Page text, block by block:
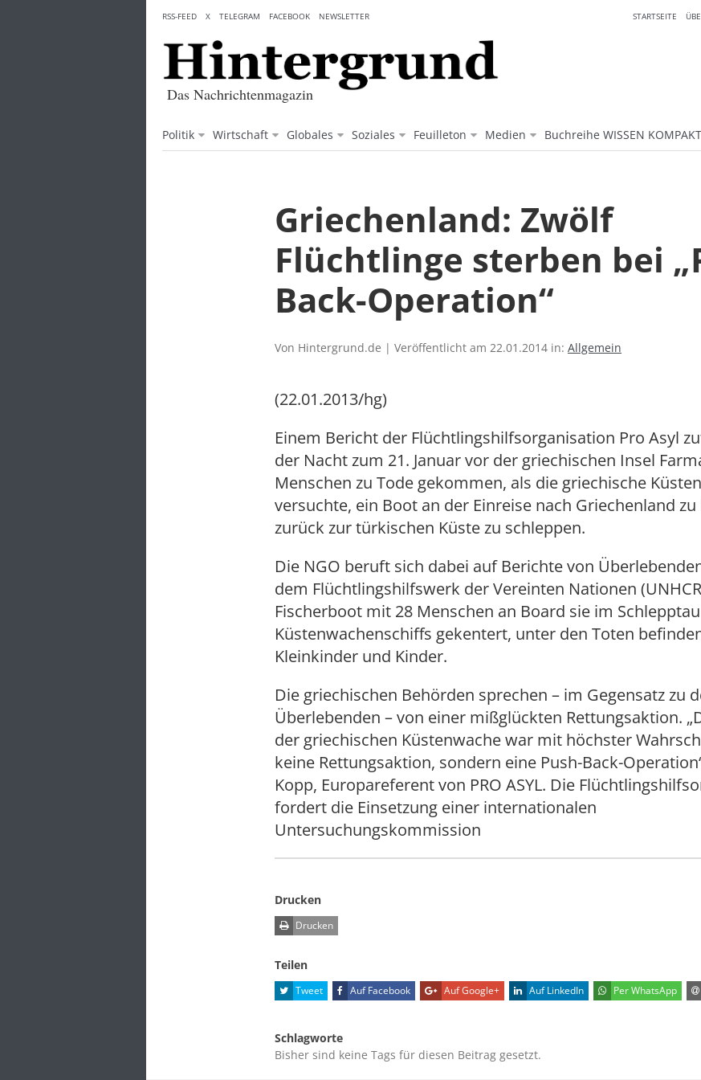
content
Das Nachrichtenmagazin
Politik Wirtschaft Globales Soziales Feuilleton Medien Buchreihe WISSEN KOMPAKT
STARTSEITE
RSS-FEED X TELEGRAM FACEBOOK NEWSLETTER
Griechenland: Zwölf
Flüchtlinge sterben bei
Back-Operation“
Von Hintergrund.de | Veröffentlicht am 22.01.2014 in: Allgemein
(22.01.2013/hg)
Einem Bericht der Flüchtlingshilfsorganisation Pro Asyl
der Nacht zum 21. Januar vor der griechischen Insel
Menschen zu Tode gekommen, als die griechische
versuchte, ein Boot an der Einreise nach Griechenland
zurück zur türkischen Küste zu schleppen.
Die NGO beruft sich dabei auf Berichte von
dem Flüchtlingshilfswerk der Vereinten Nationen
Fischerboot mit 28 Menschen an Board sie im
Küstenwachenschiffs gekentert, unter den Toten
Kleinkinder und Kinder.
Die griechischen Behörden sprechen – im Gegensatz zu
Überlebenden – von einer mißglückten Rettungsaktion.
der griechischen Küstenwache war mit höchster
keine Rettungsaktion, sondern eine Push-Back-
Kopp, Europareferent von PRO ASYL. Die
fordert die Einsetzung einer internationalen
Untersuchungskommission
Drucken
Drucken
Teilen
Tweet Auf Facebook Auf Google+ Auf LinkedIn Per WhatsApp
Schlagworte
Bisher sind keine Tags für diesen Beitrag gesetzt.